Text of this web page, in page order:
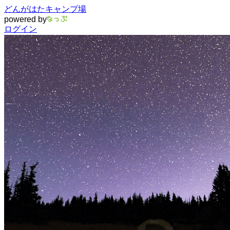
どんがはたキャンプ場
powered by
ログイン